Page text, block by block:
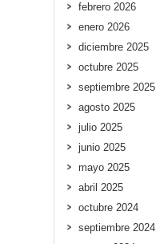
febrero 2026
enero 2026
diciembre 2025
octubre 2025
septiembre 2025
agosto 2025
julio 2025
junio 2025
mayo 2025
abril 2025
octubre 2024
septiembre 2024